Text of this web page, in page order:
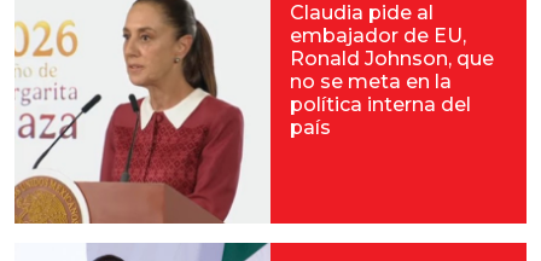
Claudia pide al
embajador de EU,
Ronald Johnson, que
no se meta en la
política interna del
país